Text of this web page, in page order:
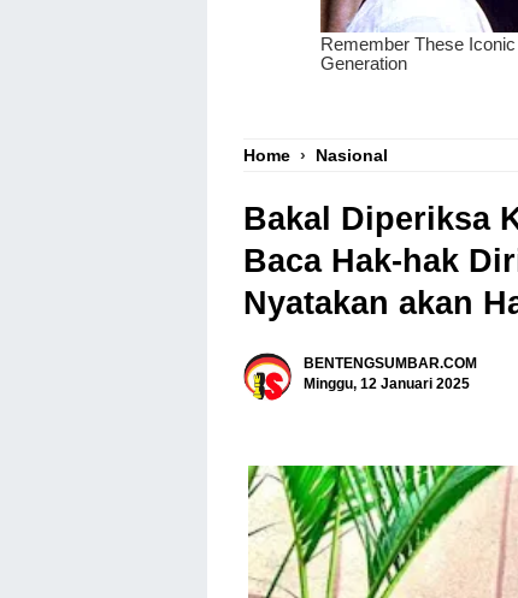
Home › Nasional
Bakal Diperiksa
Baca Hak-hak
Nyatakan akan
BENTENGSUMBAR.COM
Minggu, 12 Januari 2025